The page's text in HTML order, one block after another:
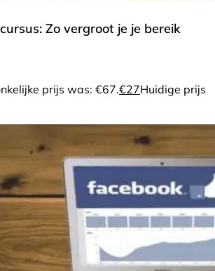
Zo vergroot je je bereik
prijs was: €67.€27Huidige prijs